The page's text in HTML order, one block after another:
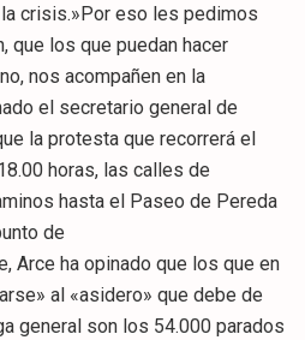
crisis.»Por eso les pedimos
que los que puedan hacer
nos acompañen en la
el secretario general de
la protesta que recorrerá el
horas, las calles de
hasta el Paseo de Pereda
de
Arce ha opinado que los que en
al «asidero» que debe de
general son los 54.000 parados